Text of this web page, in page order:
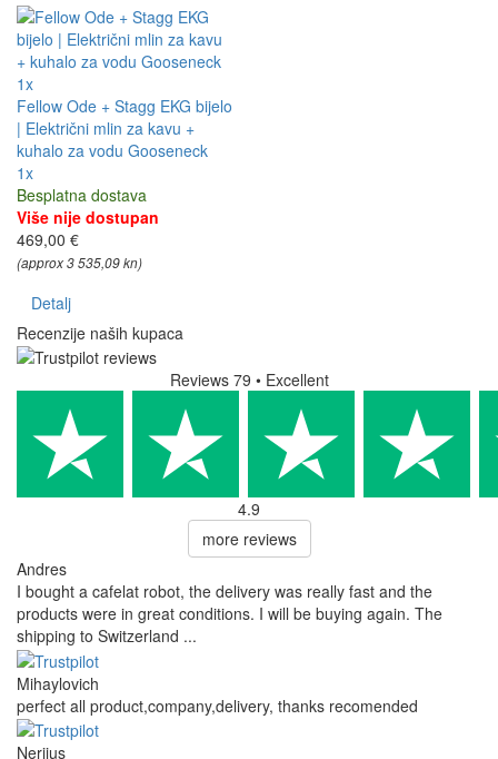
1x
Fellow Ode + Stagg EKG bijelo
| Električni mlin za kavu +
kuhalo za vodu Gooseneck
1x
Besplatna dostava
Više nije dostupan
469,00 €
(approx 3 535,09 kn)
Detalj
Recenzije naših kupaca
Reviews 79 • Excellent
4.9
more reviews
Andres
I bought a cafelat robot, the delivery was really fast and the
products were in great conditions. I will be buying again. The
shipping to Switzerland ...
Mihaylovich
perfect all product,company,delivery, thanks recomended
Nerijus